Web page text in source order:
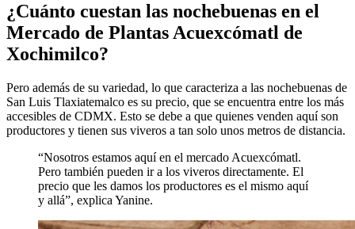
¿Cuánto cuestan las nochebuenas en el
Mercado de Plantas Acuexcómatl de
Xochimilco?
Pero además de su variedad, lo que caracteriza a las nochebuenas de
San Luis Tlaxiatemalco es su precio, que se encuentra entre los más
accesibles de CDMX. Esto se debe a que quienes venden aquí son
productores y tienen sus viveros a tan solo unos metros de distancia.
“Nosotros estamos aquí en el mercado Acuexcómatl.
Pero también pueden ir a los viveros directamente. El
precio que les damos los productores es el mismo aquí
y allá”, explica Yanine.